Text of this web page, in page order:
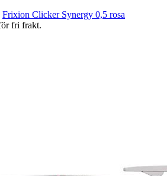
Frixion Clicker Synergy 0,5 rosa
fri frakt.